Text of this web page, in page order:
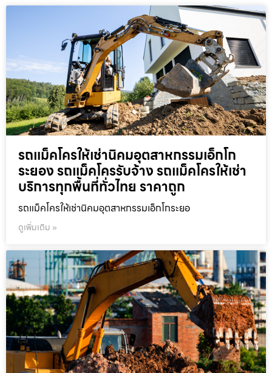
รถแม็คโครให้เช่านิคมอุตสาหกรรมเอ็กโก
ระยอง รถแม็คโครรับจ้าง รถแม็คโครให้เช่า
บริการทุกพื้นที่ทั่วไทย ราคาถูก
รถแม็คโครให้เช่านิคมอุตสาหกรรมเอ็กโกระยอ
ดูเพิ่มเติม »